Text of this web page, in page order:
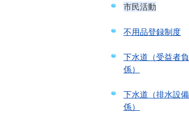
市民活動
不用品登録制度
下水道（受益者
係）
下水道（排水設
係）